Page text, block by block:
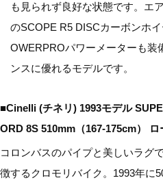
も見られず良好な状態です。エ
のSCOPE R5 DISCカーボンホ
OWERPROパワーメーターも装
ンスに優れるモデルです。
■Cinelli (チネリ) 1993モデル
ORD 8S 510mm（167-175cm） ロ
コロンバスのパイプと美しいラグ
徴するクロモリバイク。1993年に